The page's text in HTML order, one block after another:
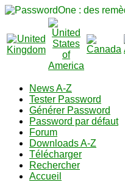
News A-Z
Tester Password
Générer Password
Password par défaut
Forum
Downloads A-Z
Télécharger
Rechercher
Accueil